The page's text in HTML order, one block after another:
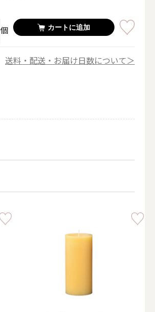
テーパーキャンドル
個 カートに追加
送料・配送・お届け日数について＞